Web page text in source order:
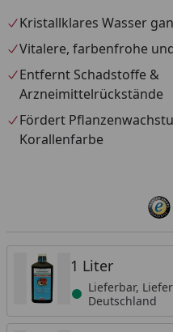
Kristallklares Wasser
Vitalere, farbenfrohe
Entfernt Schadstoffe &
Arzneimittelrückstände
Fördert
Korallenfarbe
1 Liter
Lieferbar,
Deutschland